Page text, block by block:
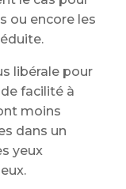
ou encore les
libérale pour
facilité à
moins
dans un
yeux